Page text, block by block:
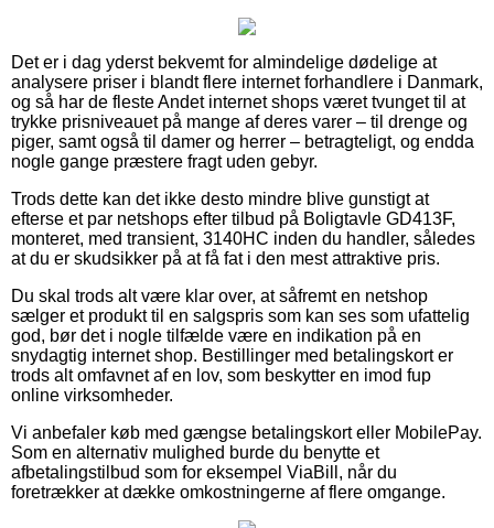
Det er i dag yderst bekvemt for almindelige dødelige at
analysere priser i blandt flere internet forhandlere i Danmark,
og så har de fleste Andet internet shops været tvunget til at
trykke prisniveauet på mange af deres varer – til drenge og
piger, samt også til damer og herrer – betragteligt, og endda
nogle gange præstere fragt uden gebyr.
Trods dette kan det ikke desto mindre blive gunstigt at
efterse et par netshops efter tilbud på Boligtavle GD413F,
monteret, med transient, 3140HC inden du handler, således
at du er skudsikker på at få fat i den mest attraktive pris.
Du skal trods alt være klar over, at såfremt en netshop
sælger et produkt til en salgspris som kan ses som ufattelig
god, bør det i nogle tilfælde være en indikation på en
snydagtig internet shop. Bestillinger med betalingskort er
trods alt omfavnet af en lov, som beskytter en imod fup
online virksomheder.
Vi anbefaler køb med gængse betalingskort eller MobilePay.
Som en alternativ mulighed burde du benytte et
afbetalingstilbud som for eksempel ViaBill, når du
foretrækker at dække omkostningerne af flere omgange.